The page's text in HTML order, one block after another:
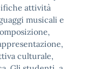
attività
musicali e
culturale,